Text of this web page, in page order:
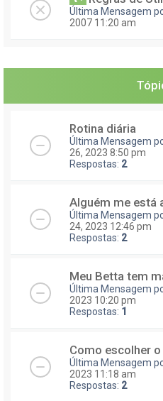
Última Mensagem
2007 11:20 am
Rotina diária
Última Mensagem
26, 2023 8:50 pm
Respostas: 2
Alguém me está
Última Mensagem
24, 2023 12:46 pm
Respostas: 2
Meu Betta tem
Última Mensagem
2023 10:20 pm
Respostas: 1
Como escolher
Última Mensagem
2023 11:18 am
Respostas: 2